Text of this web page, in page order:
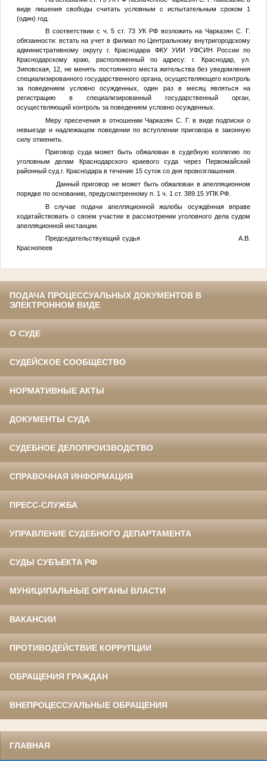
виде лишения свободы считать условным с испытательным сроком 1
(один) год.
В соответствии с ч. 5 ст. 73 УК РФ возложить наЧарказян С. Г.
обязанности: встать на учет в филиал по Центральному внутригородскому
административному округу г. Краснодара ФКУ УИИ УФСИН России по
Краснодарскому краю, расположенный по адресу: г. Краснодар, ул.
Зиповская, 12, не менять постоянного места жительства без уведомления
специализированного государственного органа, осуществляющего контроль
за поведением условно осужденных, один раз в месяц являться на
регистрацию в специализированный государственный орган,
осуществляющий контроль за поведением условно осужденных.
Меру пресечения в отношенииЧарказян С. Г. в виде подписки о
невыезде и надлежащем поведении по вступлении приговора в законную
силу отменить.
Приговор суда может быть обжалован в судебную коллегию по
уголовным делам Краснодарского краевого суда через Первомайский
районный суд г. Краснодара в течение 15 суток со дня провозглашения.
Данный приговор не может быть обжалован в апелляционном
порядке по основанию, предусмотренному п. 1 ч. 1 ст. 389.15 УПК РФ.
В случае подачи апелляционной жалобы осуждённая вправе
ходатайствовать о своем участии в рассмотрении уголовного дела судом
апелляционной инстанции.
Председательствующий судья А.В.
Краснопеев
ПОДАЧА ПРОЦЕССУАЛЬНЫХ ДОКУМЕНТОВ В
ЭЛЕКТРОННОМ ВИДЕ
О СУДЕ
СУДЕЙСКОЕ СООБЩЕСТВО
НОРМАТИВНЫЕ АКТЫ
ДОКУМЕНТЫ СУДА
СУДЕБНОЕ ДЕЛОПРОИЗВОДСТВО
СПРАВОЧНАЯ ИНФОРМАЦИЯ
ПРЕСС-СЛУЖБА
УПРАВЛЕНИЕ СУДЕБНОГО ДЕПАРТАМЕНТА
СУДЫ СУБЪЕКТА РФ
МУНИЦИПАЛЬНЫЕ ОРГАНЫ ВЛАСТИ
ВАКАНСИИ
ПРОТИВОДЕЙСТВИЕ КОРРУПЦИИ
ОБРАЩЕНИЯ ГРАЖДАН
ВНЕПРОЦЕССУАЛЬНЫЕ ОБРАЩЕНИЯ
ГЛАВНАЯ